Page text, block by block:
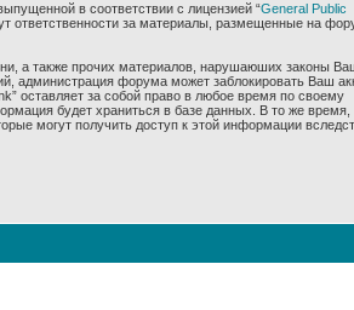
в соответствии с лицензией “General Public
ответственности за материалы, размещенные на
а также прочих материалов, нарушаюших законы
администрация форума может заблокировать Ваш
оставляет за собой право в любое время по своему
будет храниться в базе данных. В то же время,
могут получить доступ к этой информации